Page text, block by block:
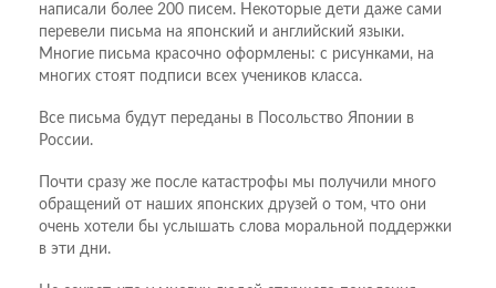
написали более 200 писем. Некоторые дети даже сами
перевели письма на японский и английский языки.
Многие письма красочно оформлены: с рисунками, на
многих стоят подписи всех учеников класса.
Все письма будут переданы в Посольство Японии в
России.
Почти сразу же после катастрофы мы получили много
обращений от наших японских друзей о том, что они
очень хотели бы услышать слова моральной поддержки
в эти дни.